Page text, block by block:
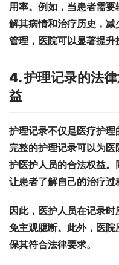
用率。例如，当患者需
解其病情和治疗历史，
管理，医院可以显著提升
4. 护理记录的法
益
护理记录不仅是医疗护理
完整的护理记录可以为
护医护人员的合法权益。
让患者了解自己的治疗过
因此，医护人员在记录
免主观臆断。此外，医
保其符合法律要求。